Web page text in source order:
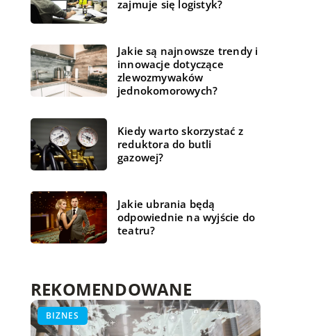
zajmuje się logistyk?
Jakie są najnowsze trendy i
innowacje dotyczące
zlewozmywaków
jednokomorowych?
Kiedy warto skorzystać z
reduktora do butli
gazowej?
Jakie ubrania będą
odpowiednie na wyjście do
teatru?
REKOMENDOWANE
WSZYSTKO WOKÓŁ DOMU
BIZNES
HOBBY - PODRÓŻE - SPORT